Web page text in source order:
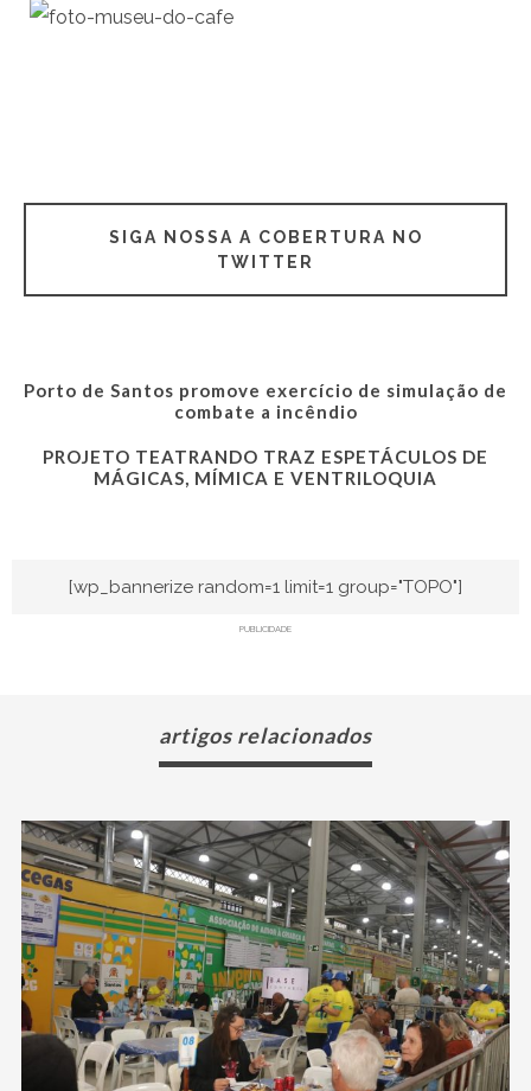
SIGA NOSSA A COBERTURA NO
TWITTER
Porto de Santos promove exercício de simulação de
combate a incêndio
PROJETO TEATRANDO TRAZ ESPETÁCULOS DE
MÁGICAS, MÍMICA E VENTRILOQUIA
[wp_bannerize random=1 limit=1 group="TOPO"]
PUBLICIDADE
artigos relacionados